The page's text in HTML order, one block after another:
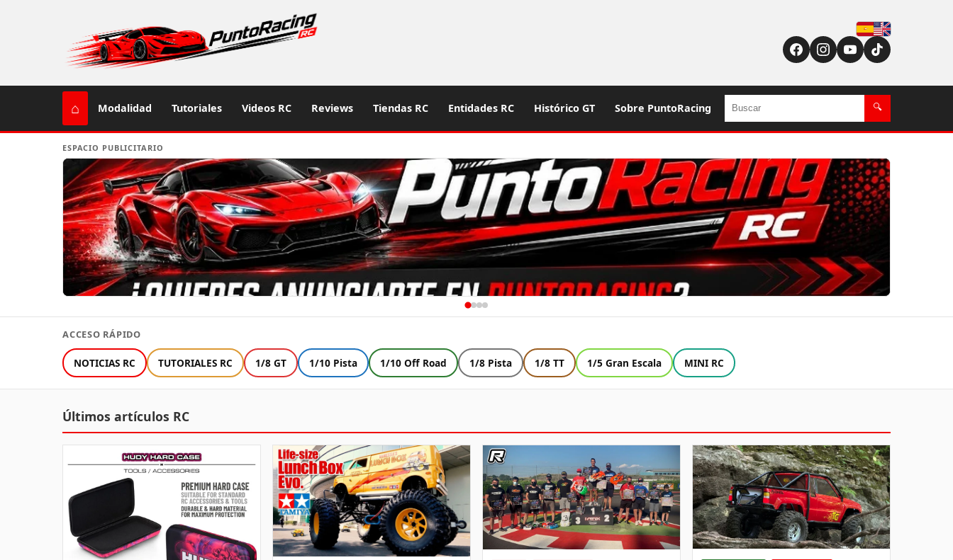
Español
English (US / UK)
⌂ Modalidad Tutoriales Videos RC Reviews Tiendas RC Entidades RC Histórico GT Sobre PuntoRacing Buscar 🔍
ESPACIO PUBLICITARIO
ACCESO RÁPIDO
NOTICIAS RC TUTORIALES RC 1/8 GT 1/10 Pista 1/10 Off Road 1/8 Pista 1/8 TT 1/5 Gran Escala MINI RC
Últimos artículos RC